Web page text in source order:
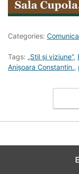
Categories:
Tags: „Stil și viziune“,
Anișoara Constantin.,